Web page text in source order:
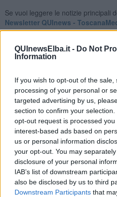
QUInewsElba.it - Do Not
Information
If you wish to opt-out of the
processing of your personal or
targeted advertising by us,
section to confirm your
opt-out request is processed
interest-based ads based on
us or personal information
your opt-out. You may
disclosure of your personal
IAB’s list of downstream
also be disclosed by us to third
Downstream Participants that
Se vuoi leggere le notizie principali
Newsletter QUInews -
alle 20:00 direttamente nella tua
Basta cliccareQUI
Ti potrebbe interessare anche:
Articoli dal Blog “Pensieri della
​Agorà reloaded
Ultimo
​L’urlo e gli inglesi
Carrà
Può darsi
Europei
Acciaio
Il Presidente
​Il Giro
Insopportabile
​Mentre